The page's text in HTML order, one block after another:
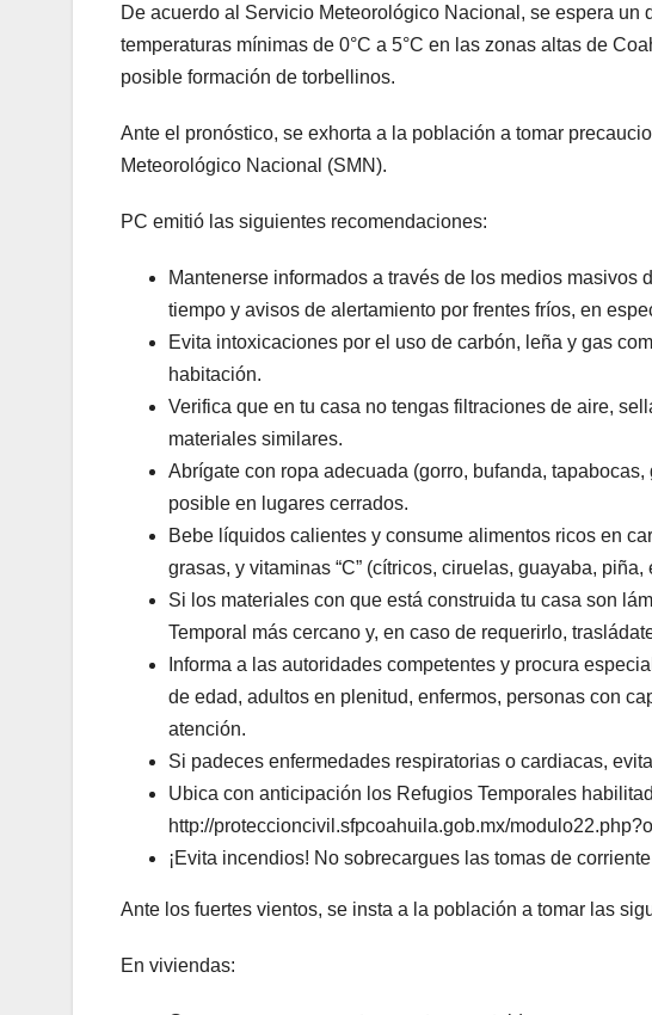
De acuerdo al Servicio Meteorológico Nacional, se espera un
temperaturas mínimas de 0°C a 5°C en las zonas altas de
posible formación de torbellinos.
Ante el pronóstico, se exhorta a la población a tomar
Meteorológico Nacional (SMN).
PC emitió las siguientes recomendaciones:
Mantenerse informados a través de los medios
tiempo y avisos de alertamiento por frentes fríos, en
Evita intoxicaciones por el uso de carbón, leña y gas
habitación.
Verifica que en tu casa no tengas filtraciones de aire,
materiales similares.
Abrígate con ropa adecuada (gorro, bufanda,
posible en lugares cerrados.
Bebe líquidos calientes y consume alimentos ricos en
grasas, y vitaminas “C” (cítricos, ciruelas, guayaba, piña,
Si los materiales con que está construida tu casa son
Temporal más cercano y, en caso de requerirlo,
Informa a las autoridades competentes y procura
de edad, adultos en plenitud, enfermos, personas con
atención.
Si padeces enfermedades respiratorias o cardiacas,
Ubica con anticipación los Refugios Temporales
http://proteccioncivil.sfpcoahuila.gob.mx/
¡Evita incendios! No sobrecargues las tomas de
Ante los fuertes vientos, se insta a la población a tomar las
En viviendas: